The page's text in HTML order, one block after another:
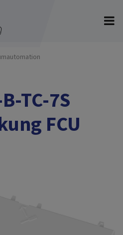
TC-7S
FCU